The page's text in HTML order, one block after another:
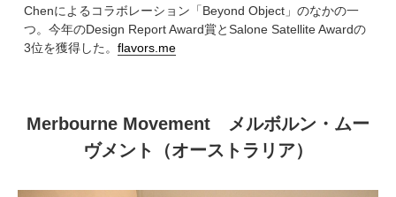
Chenによるコラボレーション「Beyond Object」のなかの一
つ。今年のDesign Report Award賞とSalone Satellite Awardの
3位を獲得した。 flavors.me
Merbourne Movement メルボルン・ムー
ヴメント（オーストラリア）